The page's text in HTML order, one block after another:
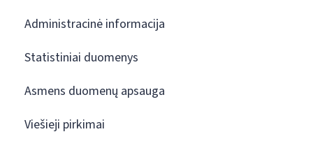
Administracinė informacija
Statistiniai duomenys
Asmens duomenų apsauga
Viešieji pirkimai